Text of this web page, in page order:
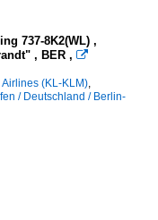
737-8K2(WL) ,
, BER , 
(KL-KLM)
/ Deutschland / Berlin-